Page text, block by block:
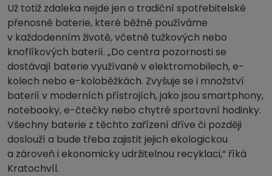
Už totiž zdaleka nejde jen o tradiční spotřebitelské
přenosné baterie, které běžně používáme
v každodenním životě, včetně tužkových nebo
knoflíkových baterií. „Do centra pozornosti se
dostávají baterie využívané v elektromobilech, e-
kolech nebo e-koloběžkách. Zvyšuje se i množství
baterií v moderních přístrojích, jako jsou smartphony,
notebooky, e-čtečky nebo chytré sportovní hodinky.
Všechny baterie z těchto zařízení dříve či později
doslouží a bude třeba zajistit jejich ekologickou
a zároveň i ekonomicky udržitelnou recyklaci,“ říká
Kratochvíl.